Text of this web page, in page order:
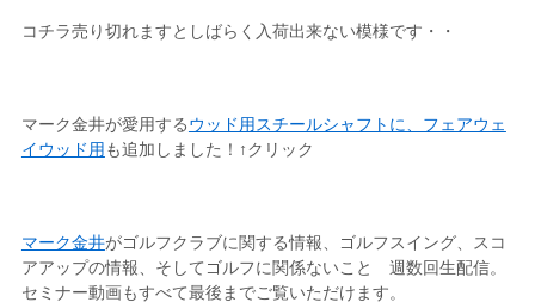
コチラ売り切れますとしばらく入荷出来ない模様です・・
マーク金井が愛用するウッド用スチールシャフトに、フェアウェ
イウッド用 も追加しました！↑クリック
マーク金井がゴルフクラブに関する情報、ゴルフスイング、スコ
アアップの情報、そしてゴルフに関係ないこと 週数回生配信。
セミナー動画もすべて最後までご覧いただけます。